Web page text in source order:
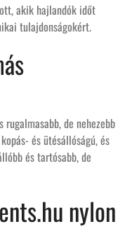
akik hajlandók időt
tulajdonságokért.
de nehezebb
és ütésállóságú, és
és tartósabb, de
nylon